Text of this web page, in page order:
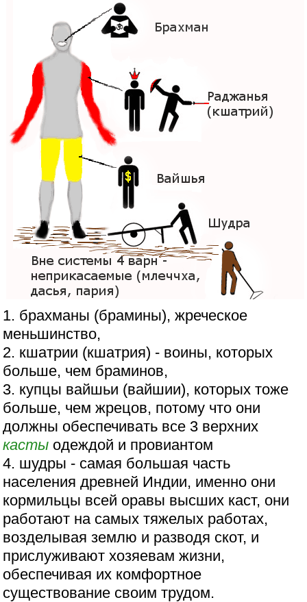
1. брахманы (брамины), жреческое
меньшинство,
2. кшатрии (кшатрия) - воины, которых
больше, чем браминов,
3. купцы вайшьи (вайшии), которых тоже
больше, чем жрецов, потому что они
должны обеспечивать все 3 верхних
касты одеждой и провиантом
4. шудры - самая большая часть
населения древней Индии, именно они
кормильцы всей оравы высших каст, они
работают на самых тяжелых работах,
возделывая землю и разводя скот, и
прислуживают хозяевам жизни,
обеспечивая их комфортное
существование своим трудом.